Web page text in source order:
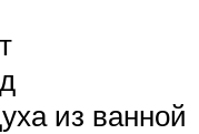
из ванной